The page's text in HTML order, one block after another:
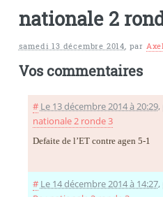
nationale 2
samedi 13 décembre 2014, par
Vos commentaires
# Le 13 décembre 2014 à 20:29,
nationale 2 ronde 3
Defaite de l’ET contre agen 5-1
# Le 14 décembre 2014 à 14:27,